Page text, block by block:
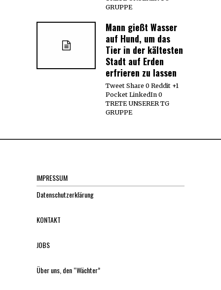
GRUPPE
Mann gießt Wasser
auf Hund, um das
Tier in der kältesten
Stadt auf Erden
erfrieren zu lassen
Tweet Share 0 Reddit +1
Pocket LinkedIn 0
TRETE UNSERER TG
GRUPPE
IMPRESSUM
Datenschutzerklärung
KONTAKT
JOBS
Über uns, den “Wächter”